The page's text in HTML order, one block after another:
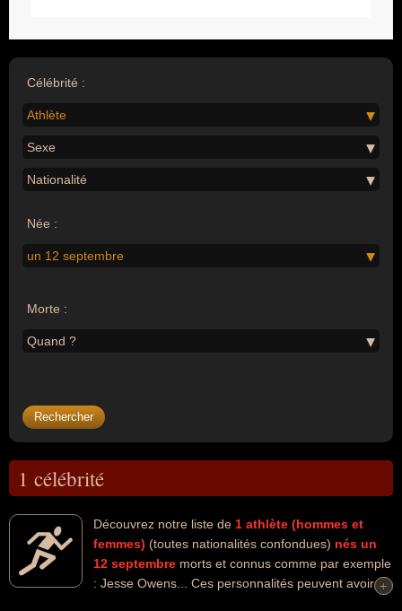
Célébrité :
Athlète
Sexe
Nationalité
Née :
un 12 septembre
Morte :
Quand ?
1 célébrité
Découvrez notre liste de 1 athlète (hommes et
femmes) (toutes nationalités confondues) nés un
12 septembre morts et connus comme par exemple
: Jesse Owens... Ces personnalités peuvent avoir +
+